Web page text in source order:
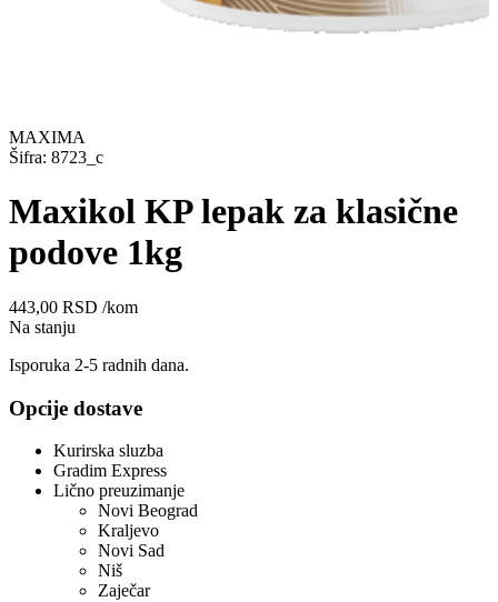
MAXIMA
Šifra: 8723_c
Maxikol KP lepak za klasične
podove 1kg
443,00 RSD /kom
Na stanju
Isporuka 2-5 radnih dana.
Opcije dostave
Kurirska sluzba
Gradim Express
Lično preuzimanje
Novi Beograd
Kraljevo
Novi Sad
Niš
Zaječar